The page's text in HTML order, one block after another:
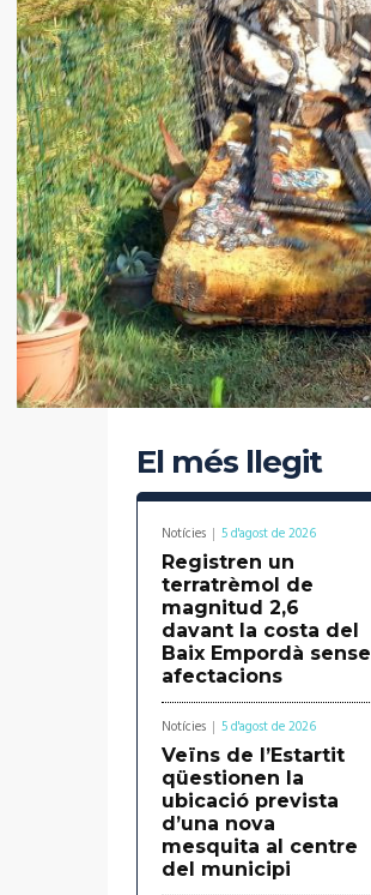
El més llegit
Notícies 5 d'agost de 2026
Registren un
terratrèmol de
magnitud 2,6
davant la costa del
Baix Empordà sense
afectacions
Notícies 5 d'agost de 2026
Veïns de l’Estartit
qüestionen la
ubicació prevista
d’una nova
mesquita al centre
del municipi